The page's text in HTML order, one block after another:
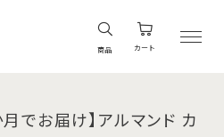
商品 カート
でお届け】アルマンド カ